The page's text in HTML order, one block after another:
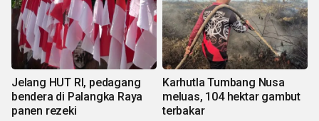
Jelang HUT RI, pedagang
bendera di Palangka Raya
panen rezeki
Karhutla Tumbang Nusa
meluas, 104 hektar gambut
terbakar